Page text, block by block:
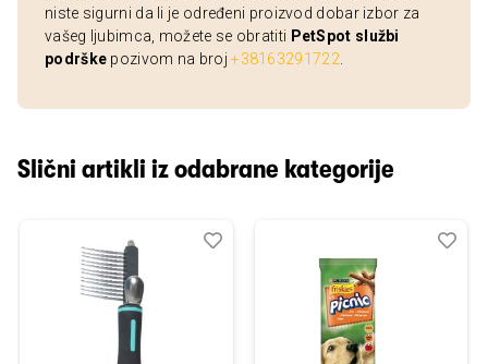
niste sigurni da li je određeni proizvod dobar izbor za
vašeg ljubimca, možete se obratiti PetSpot službi
podrške pozivom na broj+38163291722
Slični artikli iz odabrane kategorije
Dodaj
Uporedi